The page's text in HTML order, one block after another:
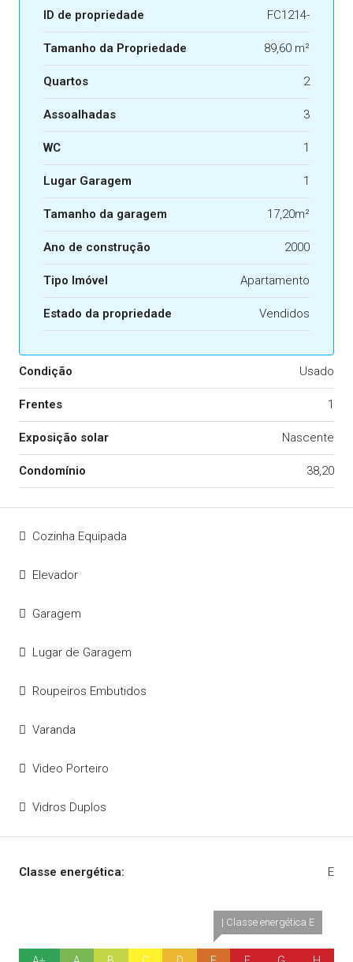
ID de propriedade FC1214-
Tamanho da Propriedade 89,60 m²
Quartos 2
Assoalhadas 3
WC 1
Lugar Garagem 1
Tamanho da garagem 17,20m²
Ano de construção 2000
Tipo Imóvel Apartamento
Estado da propriedade Vendidos
Condição Usado
Frentes 1
Exposição solar Nascente
Condomínio 38,20
Cozinha Equipada
Elevador
Garagem
Lugar de Garagem
Roupeiros Embutidos
Varanda
Video Porteiro
Vidros Duplos
Classe energética: E
| Classe energética E